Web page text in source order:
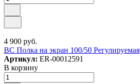
4 900 руб.
ВС Полка на экран 100/50 Регулируемая
Артикул: ER-00012591
В корзину